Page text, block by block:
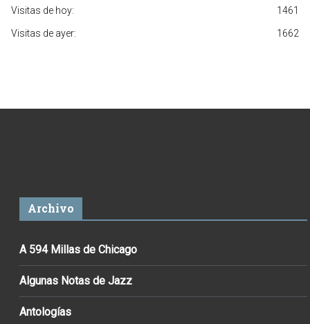
1461
Visitas de hoy:
1662
Visitas de ayer:
Archivo
A 594 Millas de Chicago
Algunas Notas de Jazz
Antologías